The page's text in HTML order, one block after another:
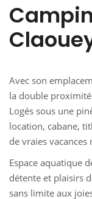
Avec son
la double proximité
Logés sous une
location, cabane,
de vraies
Espace aquatique
détente et plaisirs
sans limite aux